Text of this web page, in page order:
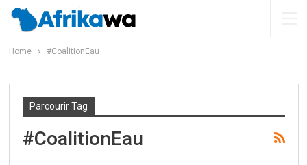
Home #CoalitionEau
Parcourir Tag
#CoalitionEau